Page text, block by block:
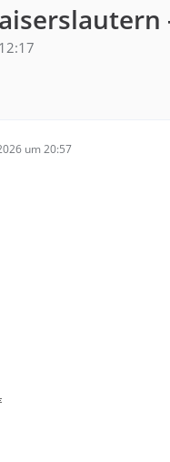
um 20:57